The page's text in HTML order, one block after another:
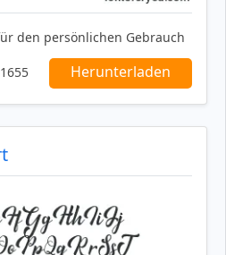
den persönlichen Gebrauch
Herunterladen